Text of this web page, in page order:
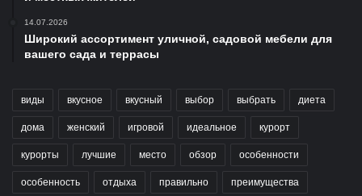
14.07.2026
Широкий ассортимент уличной, садовой мебели для
вашего сада и террасы
виды вкусное вкусный выбор выбрать диета
дома женский игровой идеальное курорт
курорты лучшие место обзор особенности
особенность отдыха правильно преимущества